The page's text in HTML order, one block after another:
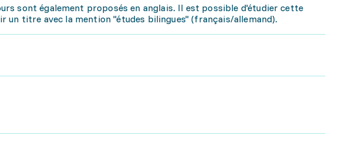
sont également proposés en anglais. Il est possible d'étudier cette
un titre avec la mention "études bilingues" (français/allemand).